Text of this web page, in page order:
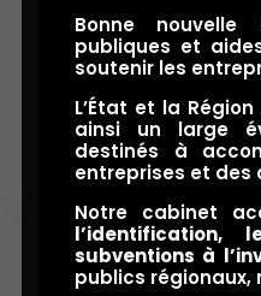
Bonne
publiques et
soutenir les
L’État et la Région
ainsi un large
destinés à
entreprises et des
Notre cabinet
l’identification,
subventions à
publics régionaux,